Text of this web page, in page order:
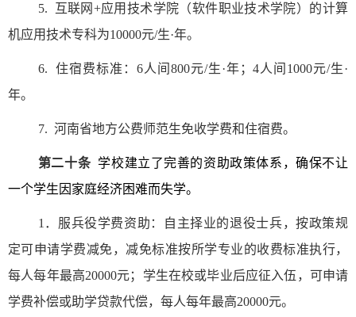
5. 互联网 +应用技术学院（软件职业技术学院）的计算
机应用技术专科为10000元/生·年。
6. 住宿费标准： 6人间 800元/生·年； 4人间 1000元/生·
年。
7. 河南省地方公费师范生免收学费和住宿费。
第二十条 学校建立了完善的资助政策体系，确保不让
一个学生因家庭经济困难而失学。
1 ．服兵役学费资助：自主择业的退役士兵，按政策规
定可申请学费减免，减免标准按所学专业的收费标准执行，
每人每年最高20000元；学生在校或毕业后应征入伍，可申请
学费补偿或助学贷款代偿，每人每年最高20000元。